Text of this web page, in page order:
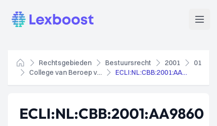
Lexboost
Home
Rechtsgebieden Bestuursrecht 2001
01
College van Beroep voor het bedrijfsleven
ECLI:NL:CBB:2001:AA9860
ECLI:NL:CBB:2001:AA9860